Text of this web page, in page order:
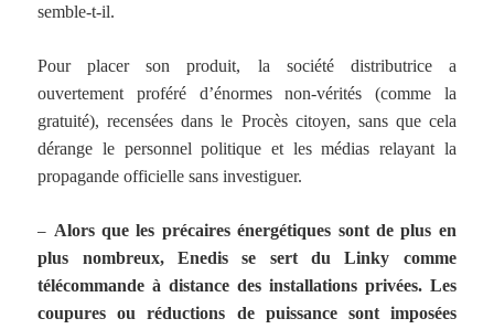
semble-t-il.
Pour placer son produit, la société distributrice a
ouvertement proféré d’énormes non-vérités (comme la
gratuité), recensées dans le Procès citoyen, sans que cela
dérange le personnel politique et les médias relayant la
propagande officielle sans investiguer.
– Alors que les précaires énergétiques sont de plus en
plus nombreux, Enedis se sert du Linky comme
télécommande à distance des installations privées. Les
coupures ou réductions de puissance sont imposées